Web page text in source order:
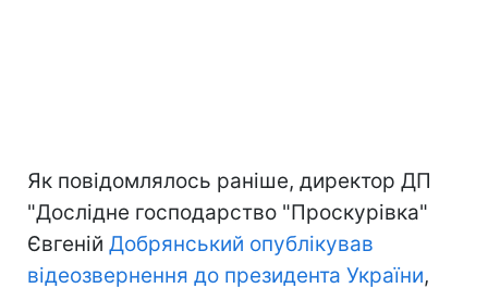
Як повідомлялось раніше, директор ДП
"Дослідне господарство "Проскурівка"
Євгеній Добрянський опублікував
відеозвернення до президента України,